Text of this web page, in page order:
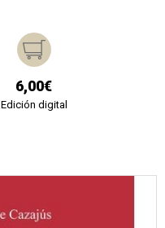
6,00€
Edición digital